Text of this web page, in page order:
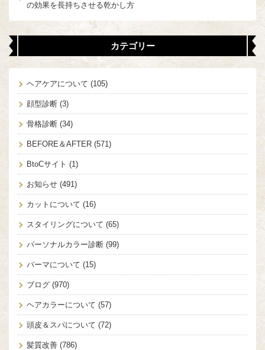
の効果を長持ちさせる乾かし方
カテゴリー
ヘアケアについて (105)
顔型診断 (3)
骨格診断 (34)
BEFORE＆AFTER (571)
BtoCサイト (1)
お知らせ (491)
カットについて (16)
スタイリングについて (65)
パーソナルカラー診断 (99)
パーマについて (15)
ブログ (970)
ヘアカラーについて (57)
頭皮＆スパについて (72)
髪質改善 (786)